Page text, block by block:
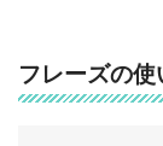
フレーズの